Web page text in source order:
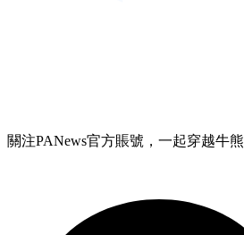
關注PANews官方賬號，一起穿越牛熊